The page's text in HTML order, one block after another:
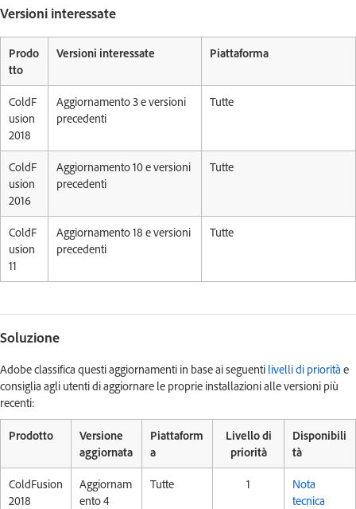
Versioni interessate
Prodo
tto
Versioni interessate Piattaforma
ColdF
usion
2018
Aggiornamento 3 e versioni
precedenti
Tutte
ColdF
usion
2016
Aggiornamento 10 e versioni
precedenti
Tutte
ColdF
usion
11
Aggiornamento 18 e versioni
precedenti
Tutte
Soluzione
Adobe classifica questi aggiornamenti in base ai seguenti livelli di priorità e
consiglia agli utenti di aggiornare le proprie installazioni alle versioni più
recenti:
Prodotto
Versione
aggiornata
Piattaform
a
Livello di
priorità
Disponibili
tà
ColdFusion
2018
Aggiornam
ento 4
Tutte 1
Nota
tecnica